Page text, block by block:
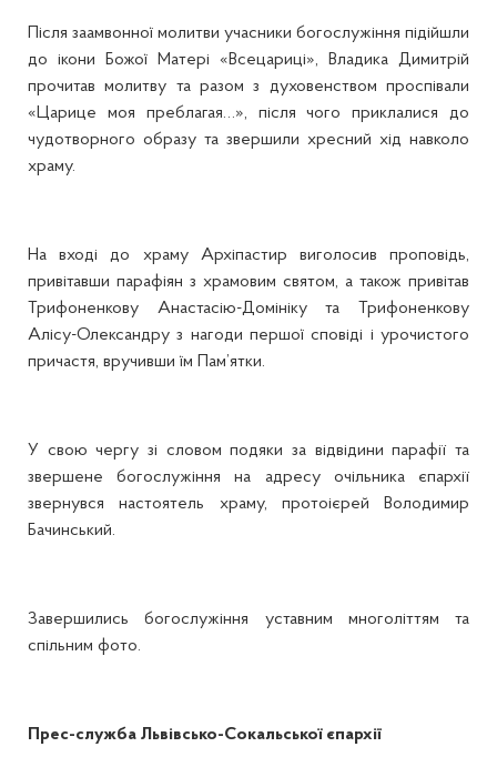
Після заамвонної молитви учасники богослужіння підійшли
до ікони Божої Матері «Всецариці», Владика Димитрій
прочитав молитву та разом з духовенством проспівали
«Царице моя преблагая…», після чого приклалися до
чудотворного образу та звершили хресний хід навколо
храму.
На вході до храму Архіпастир виголосив проповідь,
привітавши парафіян з храмовим святом, а також привітав
Трифоненкову Анастасію-Домініку та Трифоненкову
Алісу-Олександру з нагоди першої сповіді і урочистого
причастя, вручивши їм Пам’ятки.
У свою чергу зі словом подяки за відвідини парафії та
звершене богослужіння на адресу очільника єпархії
звернувся настоятель храму, протоієрей Володимир
Бачинський.
Завершились богослужіння уставним многоліттям та
спільним фото.
Прес-служба Львівсько-Сокальської єпархії